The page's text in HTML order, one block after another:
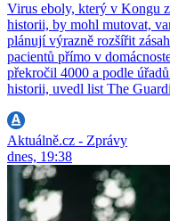
Virus eboly, který v Kongu
historii, by mohl mutovat,
plánují výrazně rozšířit
pacientů přímo v
překročil 4000 a podle
historii, uvedl list The
Aktuálně.cz - Zprávy
dnes, 19:38